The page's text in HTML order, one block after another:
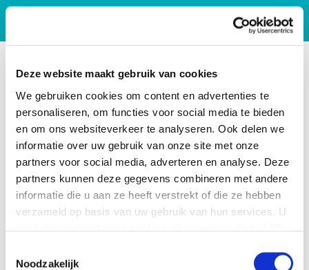
Deze website maakt gebruik van cookies
We gebruiken cookies om content en advertenties te
personaliseren, om functies voor social media te bieden
en om ons websiteverkeer te analyseren. Ook delen we
informatie over uw gebruik van onze site met onze
partners voor social media, adverteren en analyse. Deze
partners kunnen deze gegevens combineren met andere
informatie die u aan ze heeft verstrekt of die ze hebben
verzameld op basis van uw gebruik van hun services. U
Noodzakelijk